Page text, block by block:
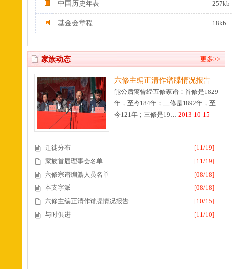
中国历史年表 257kb
基金会章程 18kb
家族动态 更多>>
六修主编正清作谱牒情况报告
能公后裔曾经五修家谱：首修是1829
年，至今184年；二修是1892年，至
今121年；三修是19… 2013-10-15
迁徙分布
[11/19]
家族首届理事会名单
[11/19]
六修宗谱编纂人员名单
[08/18]
本支字派
[08/18]
六修主编正清作谱牒情况报告
[10/15]
与时俱进
[11/10]